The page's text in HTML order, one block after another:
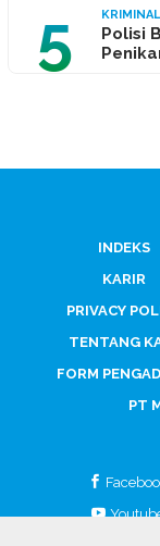
5 KRIMINAL
Polisi
INDEKS
KARIR
PRIVACY
TENTANG
FORM
PT